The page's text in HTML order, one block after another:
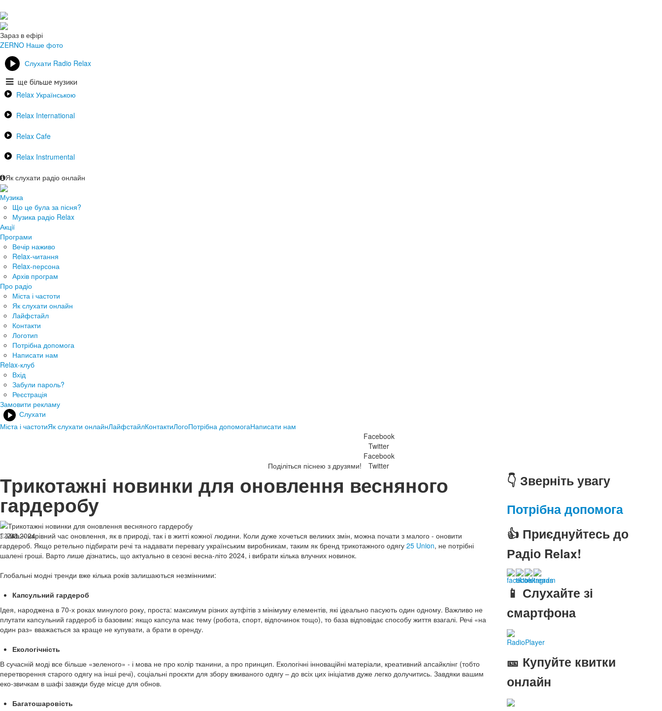
Зараз в ефірі
ZERNO Наше фото
Слухати Radio Relax
ще більше музики
Relax Українською
Relax International
Relax Cafe
Relax Instrumental
Як слухати радіо онлайн
Музика
Що це була за пісня?
Музика радіо Relax
Акції
Програми
Вечір наживо
Relax-читання
Relax-персона
Архів програм
Про радіо
Міста і частоти
Як слухати онлайн
Лайфстайл
Контакти
Логотип
Потрібна допомога
Написати нам
Relax-клуб
Вхід
Забули пароль?
Реєстрація
Замовити рекламу
Слухати
Міста і частотиЯк слухати онлайнЛайфстайлКонтактиЛогоПотрібна допомогаНаписати нам
Поділіться піснею з друзями!
Facebook
Twitter
Facebook
Twitter
Трикотажні новинки для оновлення весняного
гардеробу
13.03.2024
741
Весна – чарівний час оновлення, як в природі, так і в житті кожної людини. Коли дуже хочеться великих змін, можна почати з малого - оновити
гардероб. Якщо ретельно підбирати речі та надавати перевагу українським виробникам, таким як бренд трикотажного одягу 25 Union, не потрібні
шалені гроші. Варто лише дізнатись, що актуально в сезоні весна-літо 2024, і вибрати кілька влучних новинок.
Глобальні модні тренди вже кілька років залишаються незмінними:
Капсульний гардероб
Ідея, народжена в 70-х роках минулого року, проста: максимум різних аутфітів з мінімуму елементів, які ідеально пасують один одному. Важливо не
плутати капсульний гардероб із базовим: якщо капсула має тему (робота, спорт, відпочинок тощо), то база відповідає способу життя взагалі. Речі «на
один раз» вважається за краще не купувати, а брати в оренду.
Екологічність
В сучасній моді все більше «зеленого» - і мова не про колір тканини, а про принцип. Екологічні інноваційні матеріали, креативний апсайклінг (тобто
перетворення старого одягу на інші речі), соціальні проєкти для збору вживаного одягу – до всіх цих ініціатив дуже легко долучитись. Завдяки вашим
еко-звичкам в шафі завжди буде місце для обнов.
Багатошаровість
👇 Зверніть увагу
Потрібна допомога
👍 Приєднуйтесь до
Радіо Relax!
📱 Слухайте зі
смартфона
RadioPlayer
🎫 Купуйте квитки
онлайн